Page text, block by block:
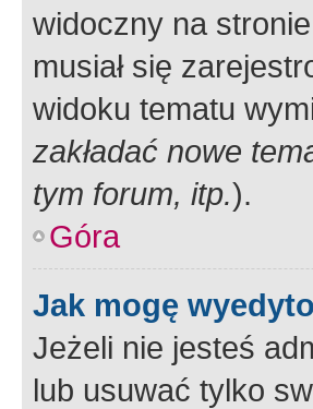
widoczny na
musiał się
widoku tematu
zakładać nowe
tym forum, itp.).
Góra
Jak mogę
Jeżeli nie jesteś
lub usuwać tylko